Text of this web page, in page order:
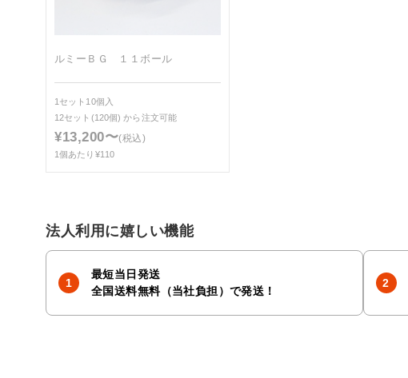
ルミーＢＧ １１ボール
1セット10個入
12セット(120個)から注文可能
¥13,200〜(税込)
1個あたり¥110
法人利用に嬉しい機能
最短当日発送
全国送料無料（当社負担）で発送！